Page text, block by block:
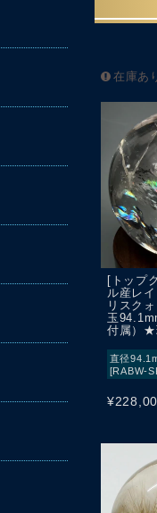
在庫あ
[トップ
ル産レ
リスク
玉
付属）★
直径
[RABW-
¥